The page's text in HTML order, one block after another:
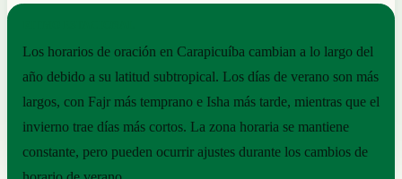
Los horarios de oración en Carapicuíba cambian a lo largo del
año debido a su latitud subtropical. Los días de verano son más
largos, con Fajr más temprano e Isha más tarde, mientras que el
invierno trae días más cortos. La zona horaria se mantiene
constante, pero pueden ocurrir ajustes durante los cambios de